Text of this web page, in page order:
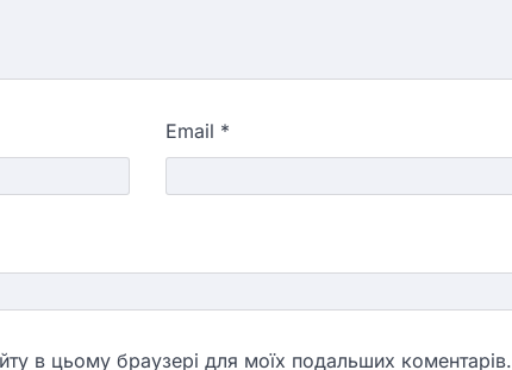
Email *
в цьому браузері для моїх подальших коментарів.